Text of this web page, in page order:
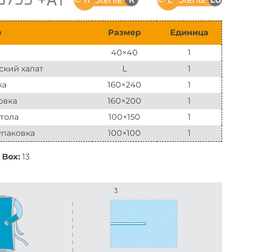
Размер Единица
40×40
1
халат L
1
160×240
1
160×200
1
100×150
1
100×100 1
13